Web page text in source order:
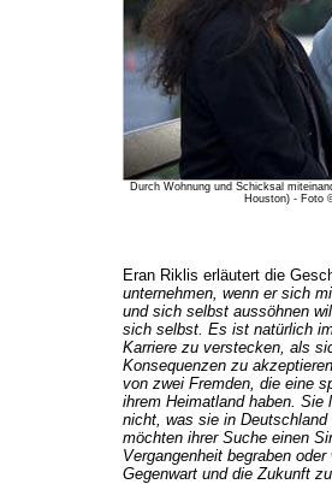
Durch Wohnung und Schicksal
Houston) - Foto
Eran Riklis erläutert die
unternehmen, wenn er sich
und sich selbst aussöhnen
sich selbst. Es ist natürlich
Karriere zu verstecken, als
Konsequenzen zu
von zwei Fremden, die eine
ihrem Heimatland haben.
nicht, was sie in
möchten ihrer Suche einen
Vergangenheit begraben
Gegenwart und die Zukunft